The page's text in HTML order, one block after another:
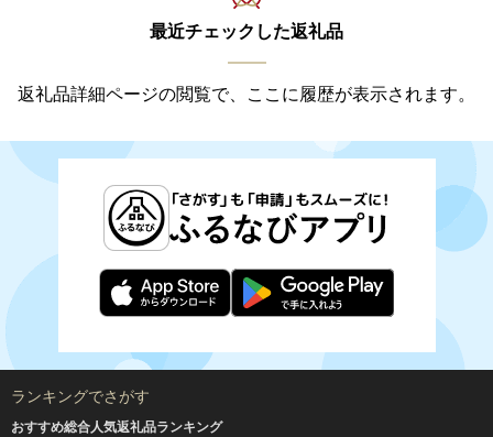
最近チェックした返礼品
返礼品詳細ページの閲覧で、ここに履歴が表示されます。
ランキングでさがす
おすすめ総合人気返礼品ランキング